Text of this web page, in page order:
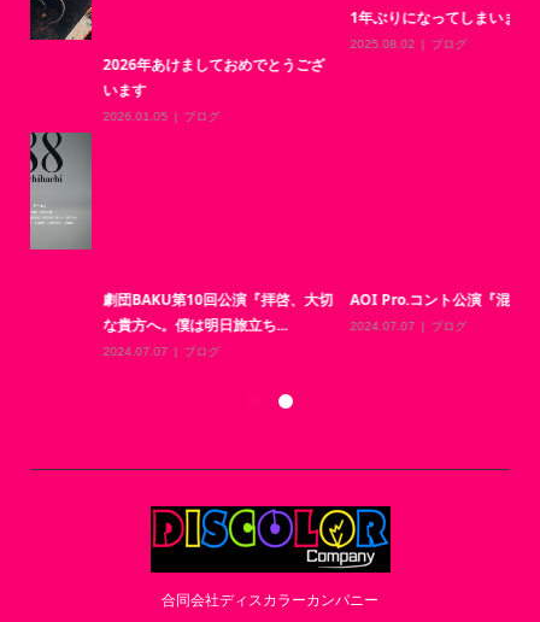
2026年あけましておめでとうござ
ブログ
1年ぶりになってしまいました…
ブログ
劇団BAKU第10回公演『拝啓、大切
な貴方へ。僕は明日旅立ち...
ブログ
AOI Pro.コント公演『混頓vol.3』
2024.07.07 ブログ
合同会社ディスカラーカンパニー